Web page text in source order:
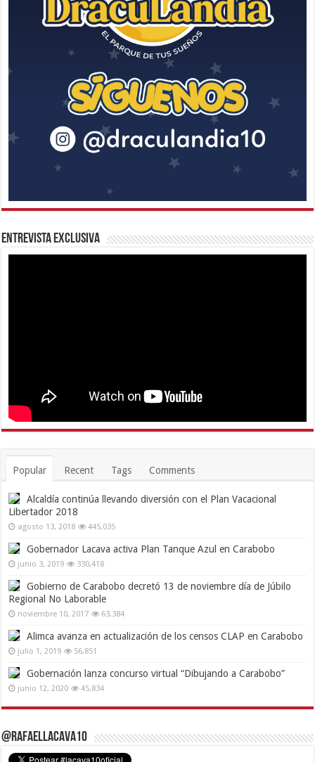
Entrevista Exclusiva
Popular Recent Tags Comments
Alcaldía continúa llevando diversión con el Plan Vacacional
Libertador 2018
agosto 13, 2018 445,035
Gobernador Lacava activa Plan Tanque Azul en Carabobo
junio 3, 2019 330,418
Gobierno de Carabobo decretó 13 de noviembre día de Júbilo
Regional No Laborable
noviembre 10, 2017 63,384
Alimca avanza en actualización de los censos CLAP en Carabobo
julio 1, 2019 56,851
Gobernación lanza concurso virtual “Dibujando a Carabobo”
junio 12, 2020 45,834
@RafaelLacava10